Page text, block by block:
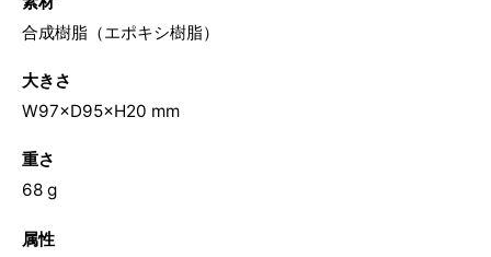
合成樹脂（エポキシ樹脂）
大きさ
W97×D95×H20 mm
重さ
68 g
属性